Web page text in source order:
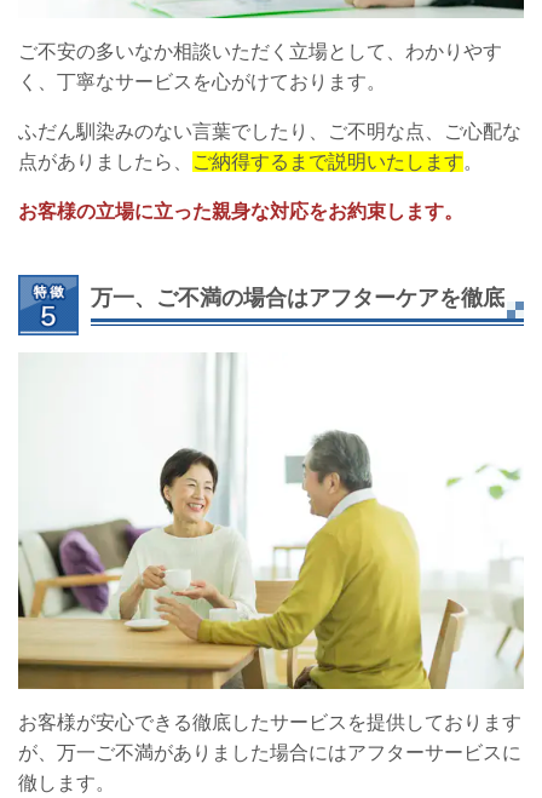
ご不安の多いなか相談いただく立場として、わかりやす
く、丁寧なサービスを心がけております。
ふだん馴染みのない言葉でしたり、ご不明な点、ご心配な
点がありましたら、
ご納得するまで説明いたします。
お客様の立場に立った親身な対応をお約束します。
万一、ご不満の場合はアフターケアを徹底
お客様が安心できる徹底したサービスを提供しております
が、万一ご不満がありました場合にはアフターサービスに
徹します。